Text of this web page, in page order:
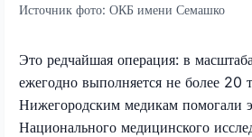
Источник фото: ОКБ имени Семашко
Это редчайшая операция: в
ежегодно выполняется не более 20
Нижегородским медикам помогали
Национального медицинского